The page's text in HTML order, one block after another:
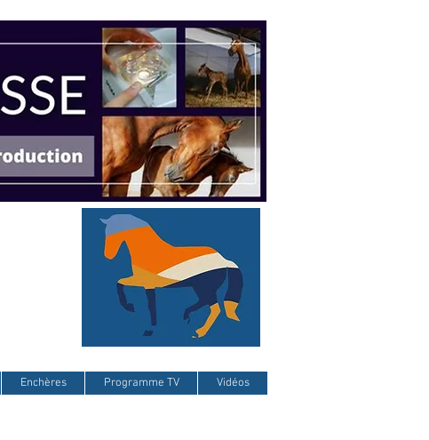
Enchères Programme TV Vidéos